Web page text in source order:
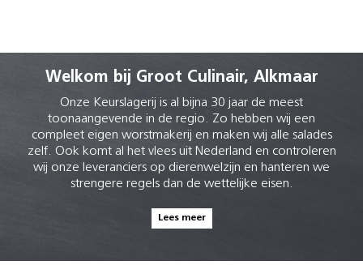
Welkom bij Groot Culinair, Alkmaar
Onze Keurslagerij is al bijna 30 jaar de meest
toonaangevende in de regio. Zo hebben wij een
compleet eigen worstmakerij en maken wij alle salades
zelf. Ook komt al het vlees uit Nederland en controleren
wij onze leveranciers op dierenwelzijn en hanteren we
strengere regels dan de wettelijke eisen.
Lees meer